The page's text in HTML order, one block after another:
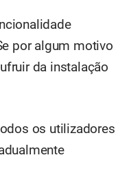
por algum motivo
da instalação
os utilizadores